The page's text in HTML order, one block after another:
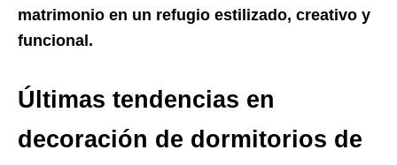
matrimonio en un refugio estilizado, creativo y
funcional.
Últimas tendencias en
decoración de dormitorios de